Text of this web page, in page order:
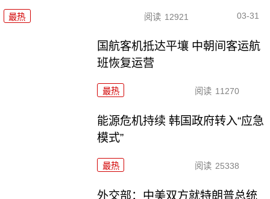
最热 阅读 12921 03-31
国航客机抵达平壤 中朝间客运航
班恢复运营
最热 阅读 11270
能源危机持续 韩国政府转入“应急
模式”
最热 阅读 25338
外交部：中美双方就特朗普总统